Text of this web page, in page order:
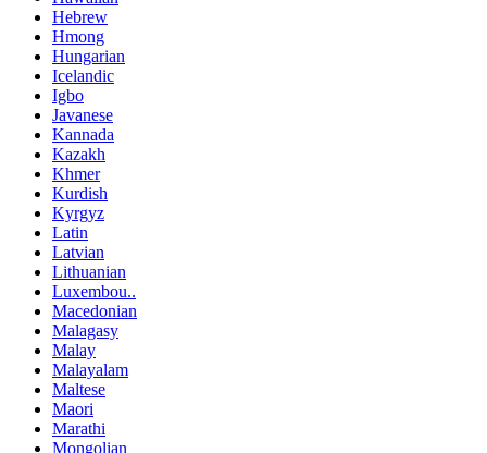
Hebrew
Hmong
Hungarian
Icelandic
Igbo
Javanese
Kannada
Kazakh
Khmer
Kurdish
Kyrgyz
Latin
Latvian
Lithuanian
Luxembou..
Macedonian
Malagasy
Malay
Malayalam
Maltese
Maori
Marathi
Mongolian